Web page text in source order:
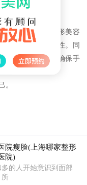
医生们在进行整形美容
术的安全和有效性。同
规程进行操作，确保手
。
院瘦脸(上海哪家整形
院)
的人开始意识到面部
所